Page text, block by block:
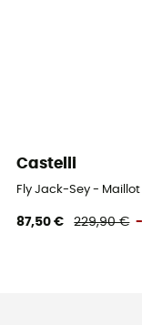
Castelli
Fly Jack-Sey -
87,50 € 229,90 €